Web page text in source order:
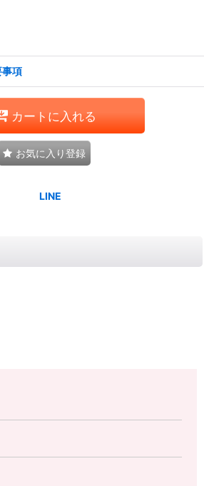
項
カートに入れる
お気に入り登録